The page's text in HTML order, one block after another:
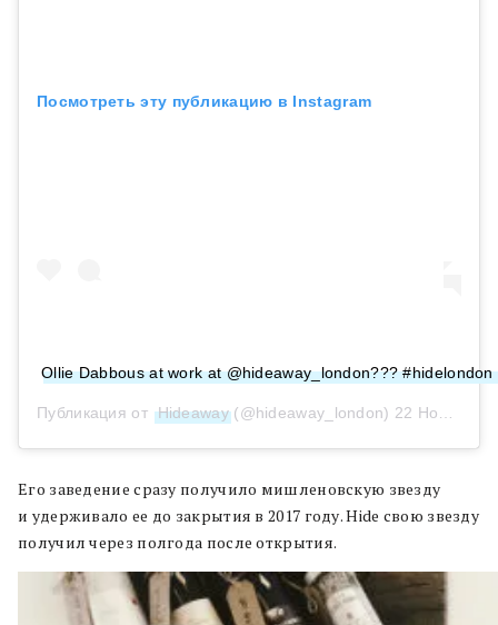
Посмотреть эту публикацию в Instagram
Ollie Dabbous at work at @hideaway_london???
Публикация от Hideaway(@hideaway_london) 22 Ноя 2018 в 4:55 PST
Его заведение сразу получило мишленовскую звезду
и удерживало ее до закрытия в 2017 году. Hide свою звезду
получил через полгода после открытия.